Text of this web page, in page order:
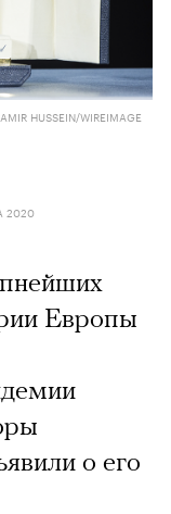
HUSSEIN/WIREIMAGE
2020
Европы
о его